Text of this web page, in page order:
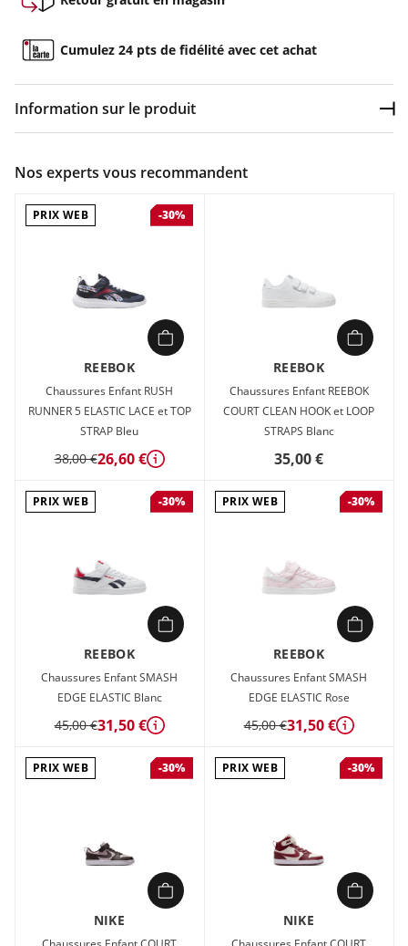
Cumulez 24 pts de fidélité avec cet achat
Information sur le produit
Chaussures Enfant Reebok ROYAL PRIME 2.0 TWO STRAP
Nos experts vous recommandent
PRIX WEB -30%
REEBOK
Chaussures Enfant RUSH
RUNNER 5 ELASTIC LACE et TOP
STRAP Bleu
38,00 €26,60 € Détails
REEBOK
Chaussures Enfant REEBOK
COURT CLEAN HOOK et LOOP
STRAPS Blanc
35,00 €
PRIX WEB -30%
REEBOK
Chaussures Enfant SMASH
EDGE ELASTIC Blanc
45,00 €31,50 € Détails
PRIX WEB -30%
REEBOK
Chaussures Enfant SMASH
EDGE ELASTIC Rose
45,00 €31,50 € Détails
PRIX WEB -30%
NIKE
PRIX WEB -30%
NIKE